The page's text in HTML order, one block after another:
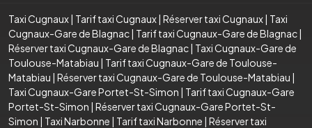
Taxi Cugnaux| Tarif taxi Cugnaux| Réserver taxi Cugnaux| Taxi
Cugnaux-Gare de Blagnac| Tarif taxi Cugnaux-Gare de Blagnac|
Réserver taxi Cugnaux-Gare de Blagnac| Taxi Cugnaux-Gare de
Toulouse-Matabiau | Tarif taxi Cugnaux-Gare de Toulouse-
Matabiau | Réserver taxi Cugnaux-Gare de Toulouse-Matabiau |
Taxi Cugnaux-Gare Portet-St-Simon | Tarif taxi Cugnaux-Gare
Portet-St-Simon | Réserver taxi Cugnaux-Gare Portet-St-
Simon | Taxi Narbonne | Tarif taxi Narbonne | Réserver taxi